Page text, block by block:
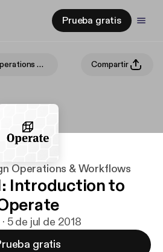
Prueba gratis
Operate • Design Operations & Workflows Compartir
Operations & Workflows
Introduction to
5 de jul de 2018
gratis